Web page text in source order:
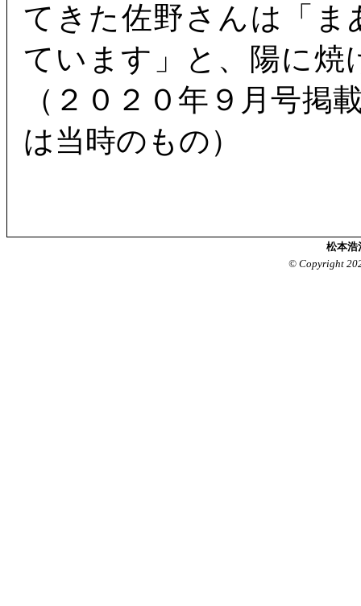
てきた佐野さんは「ま
ています」と、陽に焼
（２０２０年９月号掲
は当時のもの）
松本
© Copyright